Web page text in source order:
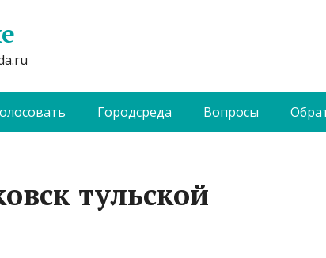
Городсреда Вопросы
тульской